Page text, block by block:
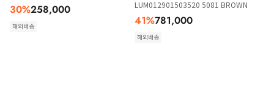
30%258,000
해외배송
LUM012901503520 5081 BROWN
41%781,000
해외배송